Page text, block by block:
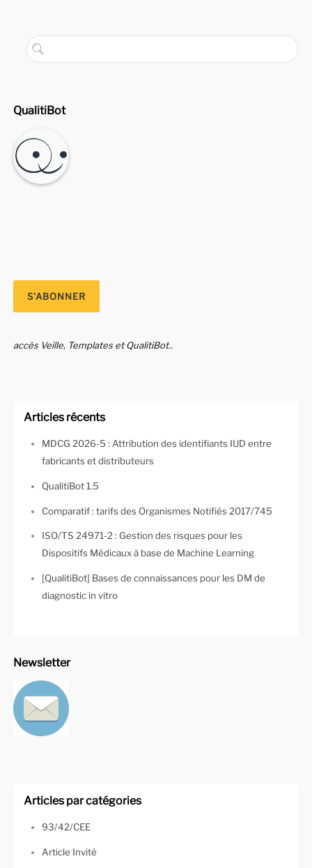
QualitiBot
accès Veille, Templates et QualitiBot..
Articles récents
MDCG 2026-5 : Attribution des identifiants IUD entre
fabricants et distributeurs
QualitiBot 1.5
Comparatif : tarifs des Organismes Notifiés 2017/745
ISO/TS 24971-2 : Gestion des risques pour les
Dispositifs Médicaux à base de Machine Learning
[QualitiBot] Bases de connaissances pour les DM de
diagnostic in vitro
Newsletter
Articles par catégories
93/42/CEE
Article Invité